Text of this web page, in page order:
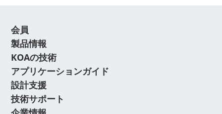
会員
製品情報
KOAの技術
アプリケーションガイド
設計支援
技術サポート